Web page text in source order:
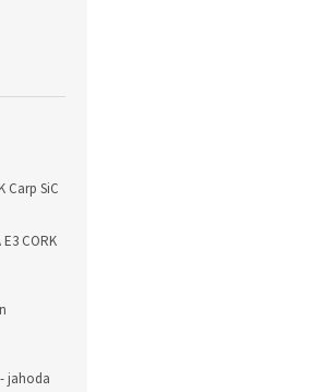
Carp SiC
CORK
jahoda